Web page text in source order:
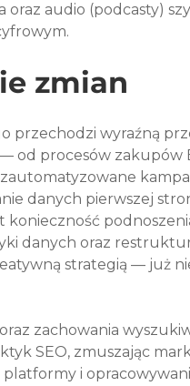
oraz audio (podcasty)
zmian
wyraźną
od procesów zakupów
danych pierwszej
danych oraz
strategią — już
zachowania
SEO, zmuszając
i